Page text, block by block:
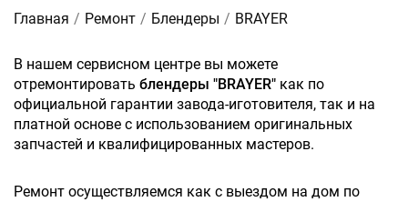
Главная Ремонт Блендеры BRAYER
В нашем сервисном центре вы можете
отремонтировать блендеры "BRAYER" как по
официальной гарантии завода-иготовителя, так и на
платной основе с использованием оригинальных
запчастей и квалифицированных мастеров.
Ремонт осуществляемся как с выездом на дом по